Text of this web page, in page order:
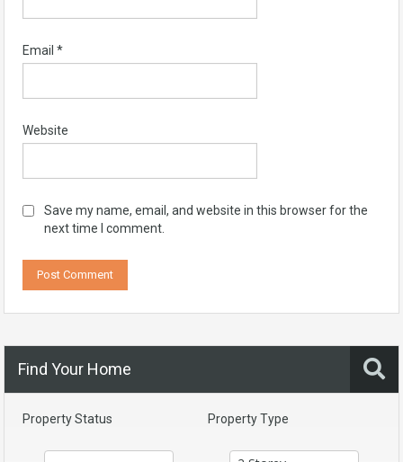
Email *
Website
Save my name, email, and website in this browser for the
next time I comment.
Find Your Home
Property Status Property Type